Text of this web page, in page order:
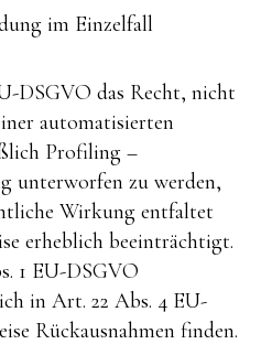
im Einzelfall
DSGVO das Recht, nicht
automatisierten
Profiling –
unterworfen zu werden,
Wirkung entfaltet
erheblich beeinträchtigt.
1 EU-DSGVO
in Art. 22 Abs. 4 EU-
Rückausnahmen finden.